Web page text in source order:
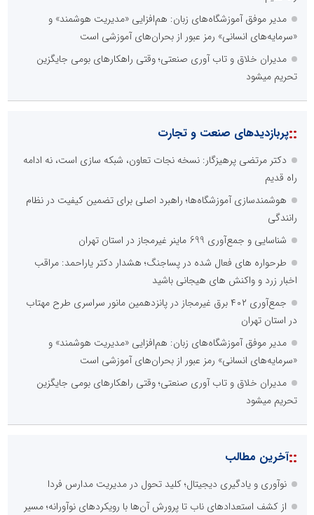
مدیر موفق آموزشگاه‌های زبان: هم‌افزایی «مدیریت هوشمند» و
«سرمایه‌های انسانی» رمز عبور از بحران‌های آموزشی است
مدیران خلاق و تاب آوری صنعتی؛ وقتی راهکارهای بومی جایگزین
تحریم میشود
::پربازدیدهای صنعت و تجارت
دکتر مرتضی پرهیزگار: نسخه نجات تعاون، شبکه سازی است، نه ادامه
راه قدیم
هوشمندسازی آموزشگاه‌ها؛ راهبرد اصلی برای تضمین کیفیت در نظام
رانندگی
شناسایی و جمع‌آوری 699 ماینر غیرمجاز در استان تهران
طرحواره های فعال شده در پساجنگ؛ هشدار دکتر یاراحمد: مراقب
اخبار زرد و واکنش های هیجانی باشید
جمع‌آوری ۴۰۲ برق غیرمجاز در پانزدهمین مانور سراسری طرح مهتاب
در استان تهران
مدیر موفق آموزشگاه‌های زبان: هم‌افزایی «مدیریت هوشمند» و
«سرمایه‌های انسانی» رمز عبور از بحران‌های آموزشی است
مدیران خلاق و تاب آوری صنعتی؛ وقتی راهکارهای بومی جایگزین
تحریم میشود
::آخرین مطالب
نوآوری و یادگیری دیجیتال؛ کلید تحول در مدیریت مدارس فردا
از کشف استعدادهای ناب تا پرورش آن‌ها با رویکردهای نوآورانه؛ مسیر